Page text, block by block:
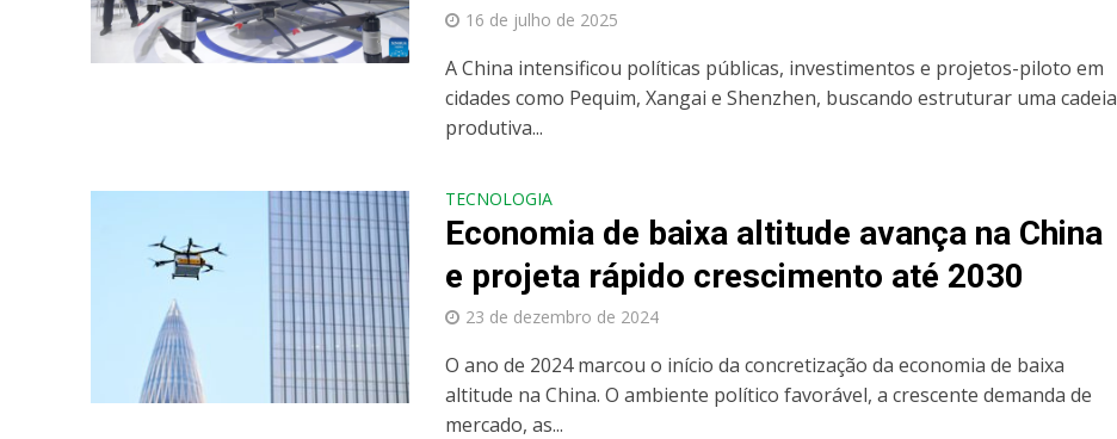
16 de julho de 2025
A China intensificou políticas públicas, investimentos e projetos-piloto em
cidades como Pequim, Xangai e Shenzhen, buscando estruturar uma cadeia
produtiva...
TECNOLOGIA
Economia de baixa altitude avança na China
e projeta rápido crescimento até 2030
23 de dezembro de 2024
O ano de 2024 marcou o início da concretização da economia de baixa
altitude na China. O ambiente político favorável, a crescente demanda de
mercado, as...